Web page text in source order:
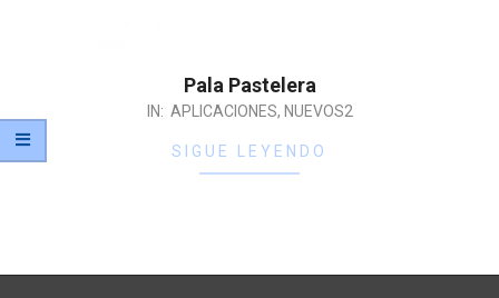
Pala Pastelera
IN: APLICACIONES, NUEVOS2
SIGUE LEYENDO